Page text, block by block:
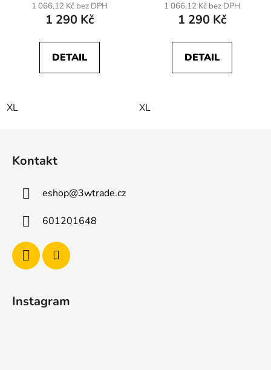
1 066,12 Kč bez DPH
1 290 Kč
DETAIL
XL
1 066,12 Kč bez DPH
1 290 Kč
DETAIL
XL
Kontakt
eshop@3wtrade.cz
601201648
Instagram